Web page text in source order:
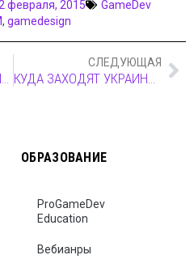
февраля, 2015
GameDev
, gamedesign
СЛЕДУЮЩАЯ
ОБРАЗОВАНИЕ
ProGameDev
Education
Вебианры